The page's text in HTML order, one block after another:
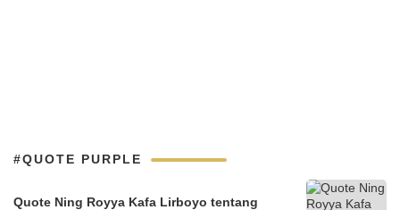
#QUOTE PURPLE
Quote Ning Royya Kafa Lirboyo tentang